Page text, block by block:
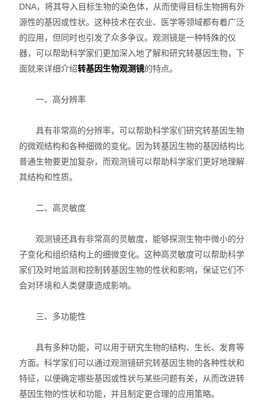
NviGen磁性纳米颗粒
nanomyp纳米类材料
Matriks抗体药ELISA试剂盒
生物化学检测试剂盒
离子通道研究用多肽毒素
DNA提取试剂盒
细胞生物学检测试剂盒
DNA，将其导入目标生物的染色体，从而使得目标生物拥有外
源性的基因或性状。这种技术在农业、医学等领域都有着广泛
的应用，但同时也引发了众多争议。观测镜是一种特殊的仪
器，可以帮助科学家们更加深入地了解和研究转基因生物，下
面就来详细介绍转基因生物观测镜的特点。
一、高分辨率
具有非常高的分辨率，可以帮助科学家们研究转基因生物
的微观结构和各种细微的变化。因为转基因生物的基因结构比
普通生物要更加复杂，而观测镜可以帮助科学家们更好地理解
其结构和性质。
二、高灵敏度
观测镜还具有非常高的灵敏度，能够探测生物中微小的分
子变化和组织结构上的细微变化。这种高灵敏度可以帮助科学
家们及时地监测和控制转基因生物的性状和影响，保证它们不
会对环境和人类健康造成影响。
三、多功能性
具有多种功能，可以用于研究生物的结构、生长、发育等
方面。科学家们可以通过观测镜研究转基因生物的各种性状和
特征，以便确定哪些基因或性状与某些问题有关，从而改进转
基因生物的性状和功能，并且制定更合理的应用策略。